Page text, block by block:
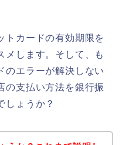
トカードの有効期限を
メします。そして、も
のエラーが解決しない
の支払い方法を銀行振
しょうか？